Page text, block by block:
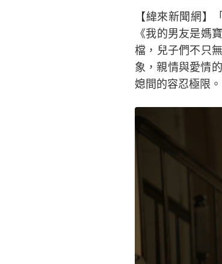
【緯來新聞網】
《我的男友是媽
檔，兒子們不只
象，親情與愛情
媳間的容忍極限。